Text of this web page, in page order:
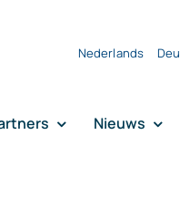
Nederlands
Nieuws